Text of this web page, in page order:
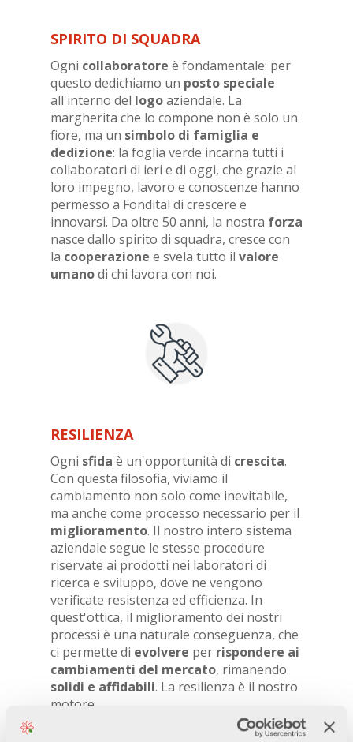
SPIRITO DI SQUADRA
Ogni collaboratore è fondamentale: per
questo dedichiamo un posto speciale
all'interno del logoaziendale. La
margherita che lo compone non è solo un
fiore, ma un simbolo di famiglia e
dedizione: la foglia verde incarna tutti i
collaboratori di ieri e di oggi, che grazie al
loro impegno, lavoro e conoscenze hanno
permesso a Fondital di crescere e
innovarsi. Da oltre 50 anni, la nostra forza
nasce dallo spirito di squadra, cresce con
la cooperazione e svela tutto il valore
umanodi chi lavora con noi.
RESILIENZA
Ogni sfida è un'opportunità di crescita.
Con questa filosofia, viviamo il
cambiamento non solo come inevitabile,
ma anche come processo necessario per il
miglioramento. Il nostro intero sistema
aziendale segue le stesse procedure
riservate ai prodotti nei laboratori di
ricerca e sviluppo, dove ne vengono
verificate resistenza ed efficienza. In
quest'ottica, il miglioramento dei nostri
processi è una naturale conseguenza, che
ci permette di evolvere per rispondere ai
cambiamenti del mercato, rimanendo
solidi e affidabili. La resilienza è il nostro
motore.